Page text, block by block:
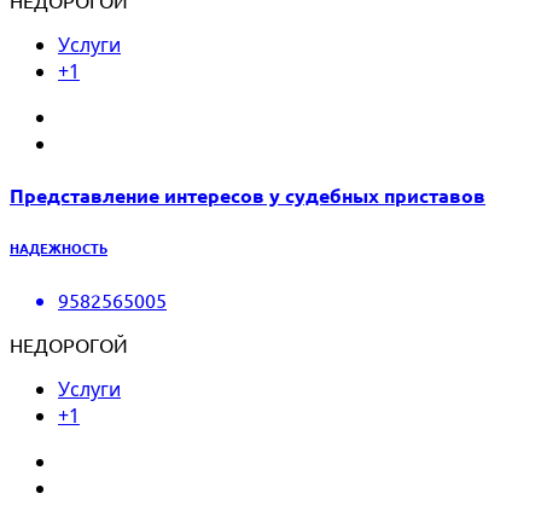
Услуги
+1
Представление интересов у судебных приставов
НАДЕЖНОСТЬ
9582565005
НЕДОРОГОЙ
Услуги
+1